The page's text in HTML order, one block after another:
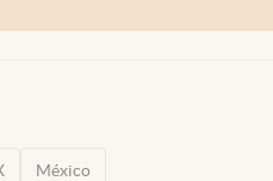
México